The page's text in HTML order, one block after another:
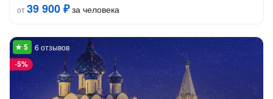
от39 900 ₽за человека
-5%
6 отзывов